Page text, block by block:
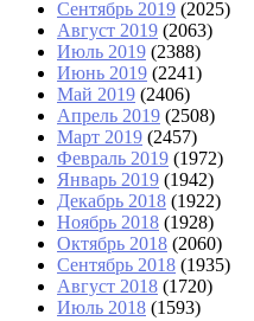
Сентябрь 2019 (2025)
Август 2019 (2063)
Июль 2019 (2388)
Июнь 2019 (2241)
Май 2019 (2406)
Апрель 2019 (2508)
Март 2019 (2457)
Февраль 2019 (1972)
Январь 2019 (1942)
Декабрь 2018 (1922)
Ноябрь 2018 (1928)
Октябрь 2018 (2060)
Сентябрь 2018 (1935)
Август 2018 (1720)
Июль 2018 (1593)